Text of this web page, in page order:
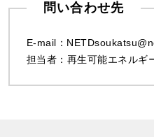
問い合わせ先
E-mail：
担当者：再生可能エネルギ